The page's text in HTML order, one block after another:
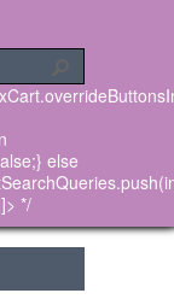
else
*/